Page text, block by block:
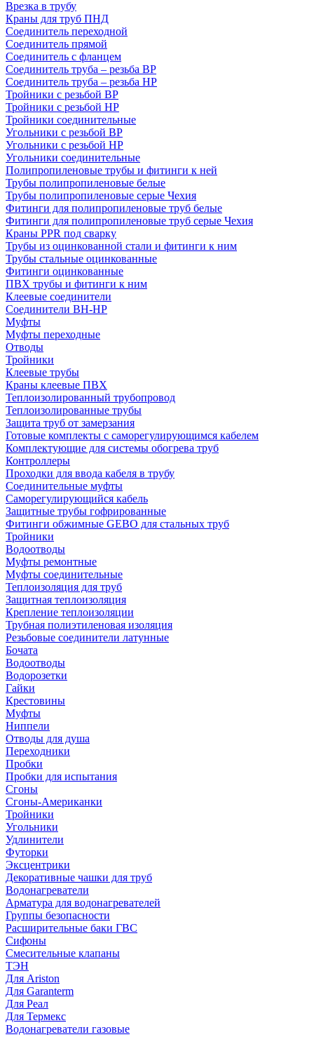
Врезка в трубу
Краны для труб ПНД
Соединитель переходной
Соединитель прямой
Соединитель с фланцем
Соединитель труба – резьба ВР
Соединитель труба – резьба НР
Тройники с резьбой ВР
Тройники с резьбой НР
Тройники соединительные
Угольники с резьбой ВР
Угольники с резьбой НР
Угольники соединительные
Полипропиленовые трубы и фитинги к ней
Трубы полипропиленовые белые
Трубы полипропиленовые серые Чехия
Фитинги для полипропиленовые труб белые
Фитинги для полипропиленовые труб серые Чехия
Краны PPR под сварку
Трубы из оцинкованной стали и фитинги к ним
Трубы стальные оцинкованные
Фитинги оцинкованные
ПВХ трубы и фитинги к ним
Клеевые соединители
Соединители ВН-НР
Муфты
Муфты переходные
Отводы
Тройники
Клеевые трубы
Краны клеевые ПВХ
Теплоизолированный трубопровод
Теплоизолированные трубы
Защита труб от замерзания
Готовые комплекты с саморегулирующимся кабелем
Комплектующие для системы обогрева труб
Контроллеры
Проходки для ввода кабеля в трубу
Соединительные муфты
Саморегулирующийся кабель
Защитные трубы гофрированные
Фитинги обжимные GEBO для стальных труб
Тройники
Водоотводы
Муфты ремонтные
Муфты соединительные
Теплоизоляция для труб
Защитная теплоизоляция
Крепление теплоизоляции
Трубная полиэтиленовая изоляция
Резьбовые соединители латунные
Бочата
Водоотводы
Водорозетки
Гайки
Крестовины
Муфты
Ниппели
Отводы для душа
Переходники
Пробки
Пробки для испытания
Сгоны
Сгоны-Американки
Тройники
Угольники
Удлинители
Футорки
Эксцентрики
Декоративные чашки для труб
Водонагреватели
Арматура для водонагревателей
Группы безопасности
Расширительные баки ГВС
Сифоны
Смесительные клапаны
ТЭН
Для Ariston
Для Garanterm
Для Реал
Для Термекс
Водонагреватели газовые